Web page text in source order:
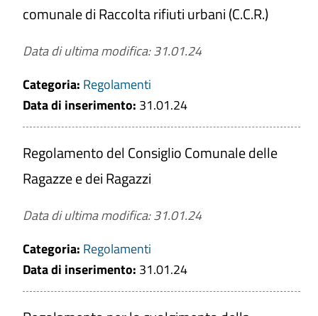
comunale di Raccolta rifiuti urbani (C.C.R.)
Data di ultima modifica: 31.01.24
Categoria: Regolamenti
Data di inserimento: 31.01.24
Regolamento del Consiglio Comunale delle
Ragazze e dei Ragazzi
Data di ultima modifica: 31.01.24
Categoria: Regolamenti
Data di inserimento: 31.01.24